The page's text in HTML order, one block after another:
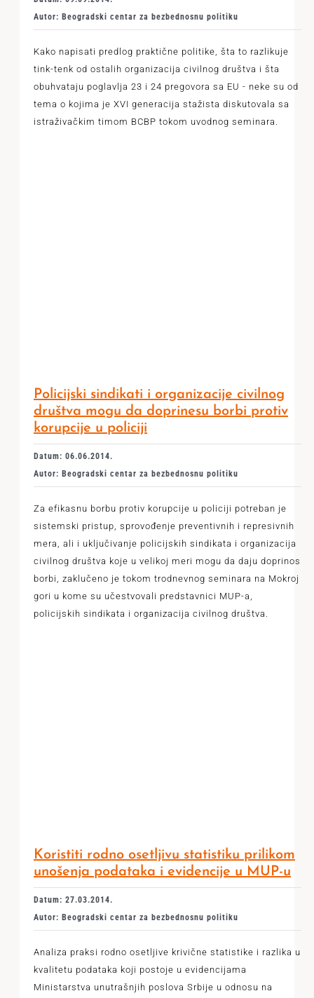
Autor: Beogradski centar za bezbednosnu politiku
Kako napisati predlog praktične politike, šta to razlikuje
tink-tenk od ostalih organizacija civilnog društva i šta
obuhvataju poglavlja 23 i 24 pregovora sa EU - neke su od
tema o kojima je XVI generacija stažista diskutovala sa
istraživačkim timom BCBP tokom uvodnog seminara.
Policijski sindikati i organizacije civilnog
društva mogu da doprinesu borbi protiv
korupcije u policiji
Datum: 06.06.2014.
Autor: Beogradski centar za bezbednosnu politiku
Za efikasnu borbu protiv korupcije u policiji potreban je
sistemski pristup, sprovođenje preventivnih i represivnih
mera, ali i uključivanje policijskih sindikata i organizacija
civilnog društva koje u velikoj meri mogu da daju doprinos
borbi, zaklučeno je tokom trodnevnog seminara na Mokroj
gori u kome su učestvovali predstavnici MUP-a,
policijskih sindikata i organizacija civilnog društva.
Koristiti rodno osetljivu statistiku prilikom
unošenja podataka i evidencije u MUP-u
Datum: 27.03.2014.
Autor: Beogradski centar za bezbednosnu politiku
Analiza praksi rodno osetljive krivične statistike i razlika u
kvalitetu podataka koji postoje u evidencijama
Ministarstva unutrašnjih poslova Srbije u odnosu na